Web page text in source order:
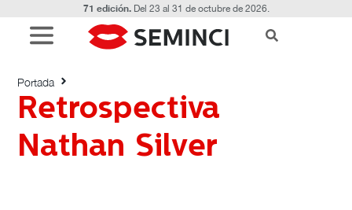
71 edición.Del 23 al 31 de octubre de 2026.
Retrospectiva
Nathan Silver
Portada
Etiquetado con: Retrospectiva Nathan